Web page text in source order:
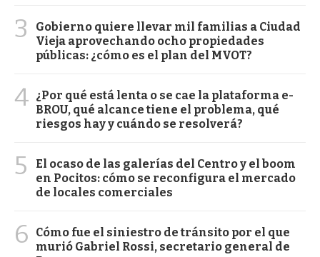
3
Gobierno quiere llevar mil familias a Ciudad
Vieja aprovechando ocho propiedades
públicas: ¿cómo es el plan del MVOT?
4 ¿Por qué está lenta o se cae la plataforma e-
BROU, qué alcance tiene el problema, qué
riesgos hay y cuándo se resolverá?
5
El ocaso de las galerías del Centro y el boom
en Pocitos: cómo se reconfigura el mercado
de locales comerciales
6
Cómo fue el siniestro de tránsito por el que
murió Gabriel Rossi, secretario general de